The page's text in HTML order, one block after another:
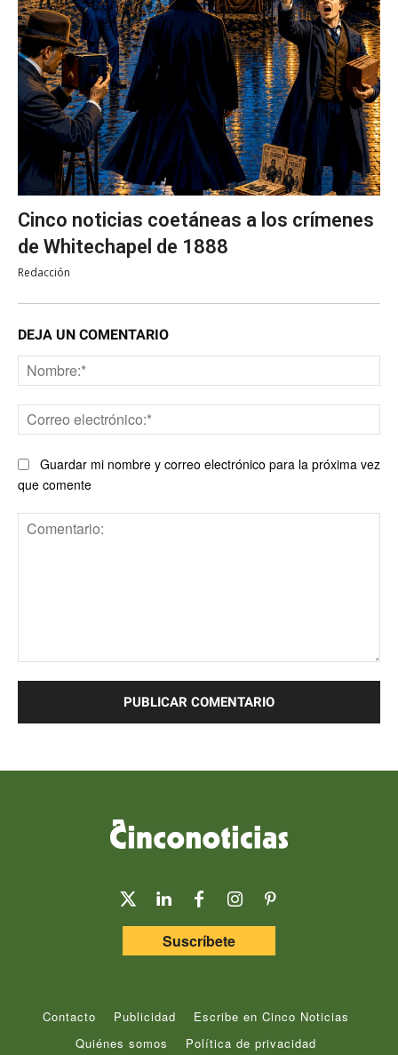
Cinco noticias coetáneas a los crímenes
de Whitechapel de 1888
Redacción
DEJA UN COMENTARIO
Guardar mi nombre y correo electrónico para la próxima vez
que comente
Suscríbete
Contacto Publicidad
Escribe en Cinco Noticias
Quiénes somos
Política de privacidad